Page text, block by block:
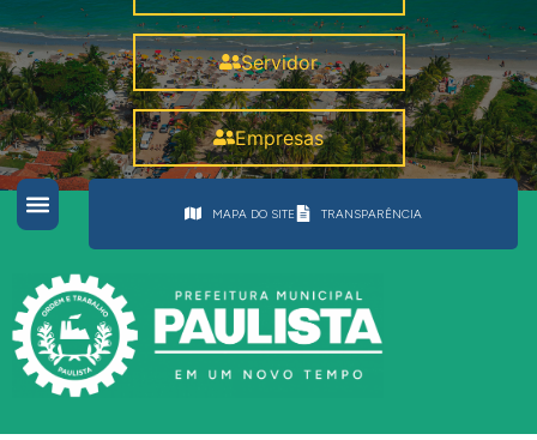
Servidor
Empresas
MAPA DO SITE TRANSPARÊNCIA